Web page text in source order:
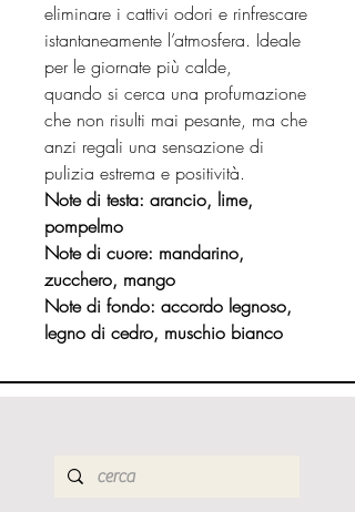
eliminare i cattivi odori e rinfrescare
istantaneamente l’atmosfera. Ideale
per le giornate più calde,
quando si cerca una profumazione
che non risulti mai pesante, ma che
anzi regali una sensazione di
pulizia estrema e positività.
Note di testa: arancio, lime,
pompelmo
Note di cuore: mandarino,
zucchero, mango
Note di fondo: accordo legnoso,
legno di cedro, muschio bianco